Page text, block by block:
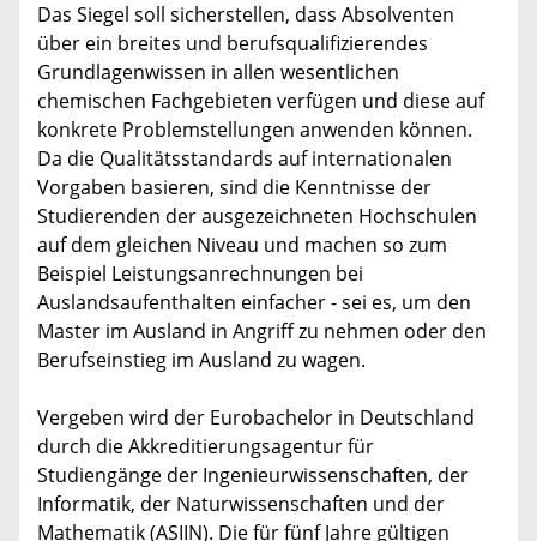
Das Siegel soll sicherstellen, dass Absolventen
über ein breites und berufsqualifizierendes
Grundlagenwissen in allen wesentlichen
chemischen Fachgebieten verfügen und diese auf
konkrete Problemstellungen anwenden können.
Da die Qualitätsstandards auf internationalen
Vorgaben basieren, sind die Kenntnisse der
Studierenden der ausgezeichneten Hochschulen
auf dem gleichen Niveau und machen so zum
Beispiel Leistungsanrechnungen bei
Auslandsaufenthalten einfacher - sei es, um den
Master im Ausland in Angriff zu nehmen oder den
Berufseinstieg im Ausland zu wagen.
Vergeben wird der Eurobachelor in Deutschland
durch die Akkreditierungsagentur für
Studiengänge der Ingenieurwissenschaften, der
Informatik, der Naturwissenschaften und der
Mathematik (ASIIN). Die für fünf Jahre gültigen